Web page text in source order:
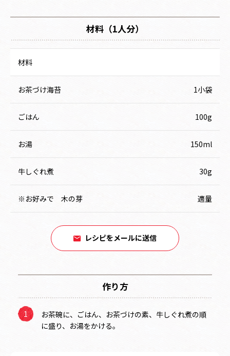
材料（1人分）
材料
お茶づけ海苔 1小袋
ごはん 100g
お湯 150ml
牛しぐれ煮 30g
※お好みで 木の芽 適量
レシピをメールに送信
作り方
お茶碗に、ごはん、お茶づけの素、牛しぐれ煮の順
に盛り、お湯をかける。